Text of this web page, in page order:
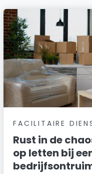
FACILITAIRE
Rust in de
op letten bij